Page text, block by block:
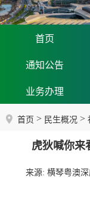
首页
通知公告
业务办理
首页 > 民生概况 >
虎狄喊你来
来源: 横琴粤澳